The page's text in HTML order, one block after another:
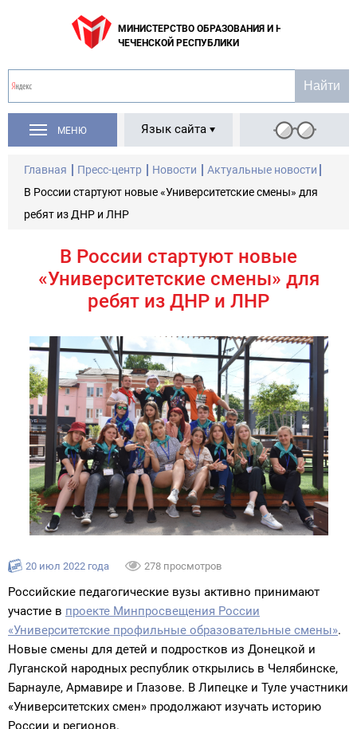
МИНИСТЕРСТВО ОБРАЗОВАНИЯ И НАУКИ
ЧЕЧЕНСКОЙ РЕСПУБЛИКИ
МЕНЮ Язык сайта
Главная Пресс-центр Новости
Актуальные новости
В России стартуют новые «Университетские смены» для
ребят из ДНР и ЛНР
В России стартуют новые
«Университетские смены» для
ребят из ДНР и ЛНР
20 июл 2022 года 278 просмотров
Российские педагогические вузы активно принимают
участие в проекте Минпросвещения России
«Университетские профильные образовательные смены».
Новые смены для детей и подростков из Донецкой и
Луганской народных республик открылись в Челябинске,
Барнауле, Армавире и Глазове. В Липецке и Туле участники
«Университетских смен» продолжают изучать историю
России и регионов.